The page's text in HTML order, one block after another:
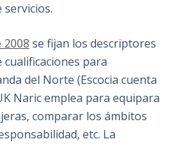
servicios.
se fijan los descriptores
para
del Norte (Escocia cuenta
Naric emplea para equipara
comparar los ámbitos
etc. La